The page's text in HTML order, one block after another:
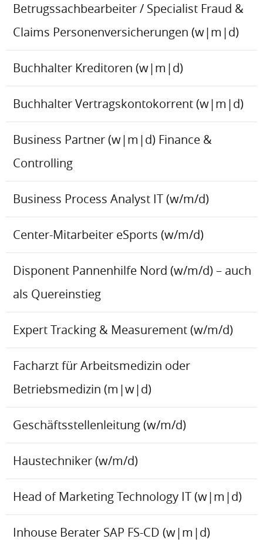
Betrugssachbearbeiter / Specialist Fraud &
Claims Personenversicherungen (w|m|d)
Buchhalter Kreditoren (w|m|d)
Buchhalter Vertragskontokorrent (w|m|d)
Business Partner (w|m|d) Finance &
Controlling
Business Process Analyst IT (w/m/d)
Center-Mitarbeiter eSports (w/m/d)
Disponent Pannenhilfe Nord (w/m/d) – auch
als Quereinstieg
Expert Tracking & Measurement (w/m/d)
Facharzt für Arbeitsmedizin oder
Betriebsmedizin (m|w|d)
Geschäftsstellenleitung (w/m/d)
Haustechniker (w/m/d)
Head of Marketing Technology IT (w|m|d)
Inhouse Berater SAP FS-CD (w|m|d)